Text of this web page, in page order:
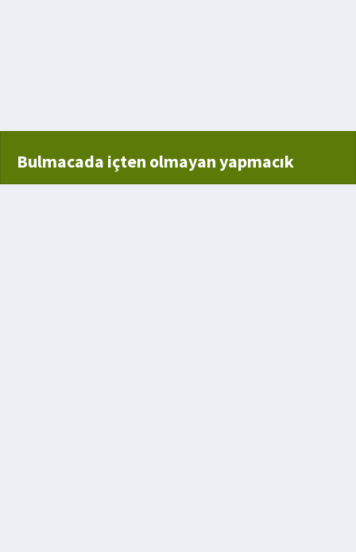
Bulmacada içten olmayan yapmacık